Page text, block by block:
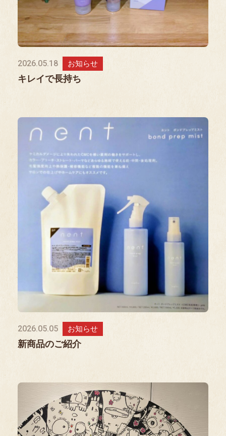
2026.05.18 お知らせ
キレイで長持ち
2026.05.05 お知らせ
新商品のご紹介